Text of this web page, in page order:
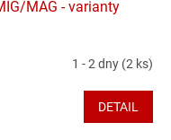
MAG - varianty
1 - 2 dny (2 ks)
DETAIL